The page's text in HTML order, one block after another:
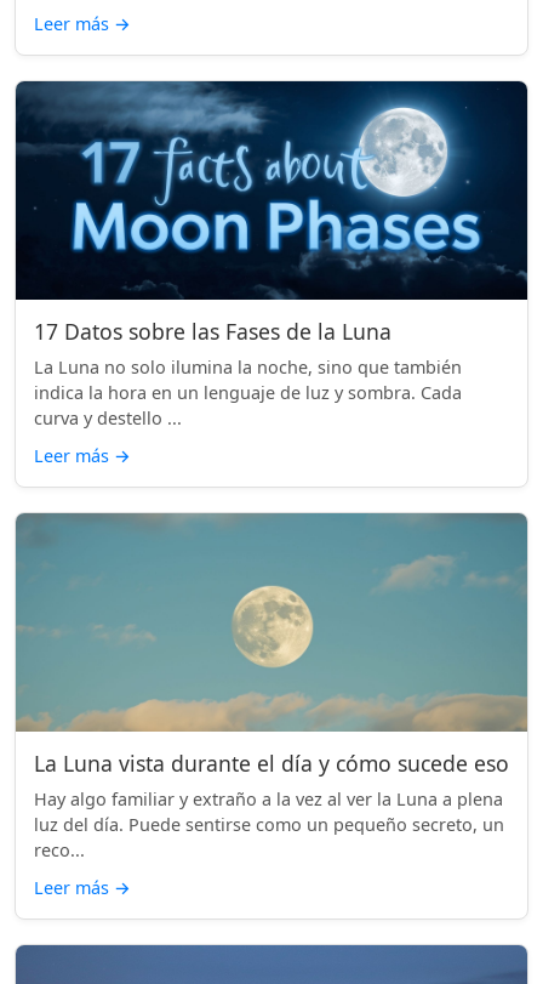
Leer más →
17 Datos sobre las Fases de la Luna
La Luna no solo ilumina la noche, sino que también
indica la hora en un lenguaje de luz y sombra. Cada
curva y destello ...
Leer más →
La Luna vista durante el día y cómo sucede eso
Hay algo familiar y extraño a la vez al ver la Luna a plena
luz del día. Puede sentirse como un pequeño secreto, un
reco...
Leer más →